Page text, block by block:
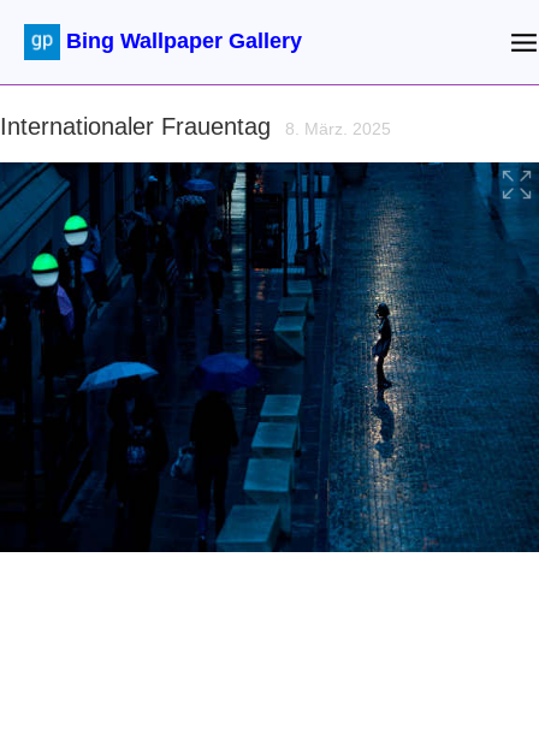
Bing Wallpaper Gallery
Internationaler Frauentag 8. März. 2025